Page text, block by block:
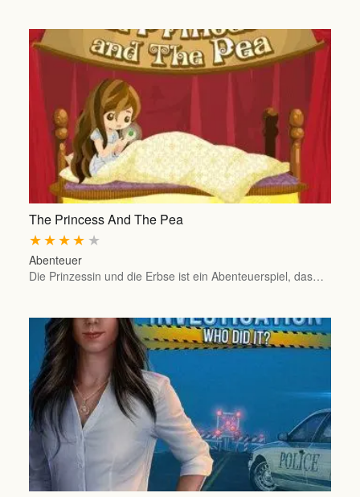
The Princess And The Pea
★
★
★
★
★
Abenteuer
Die Prinzessin und die Erbse ist ein Abenteuerspiel, das…